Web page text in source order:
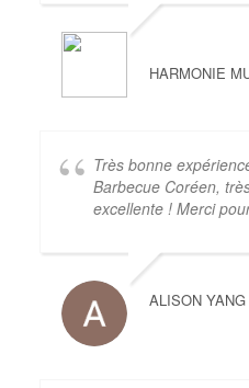
HARMONIE
Très bonne
Barbecue Coréen,
excellente ! Merci
ALISON YANG